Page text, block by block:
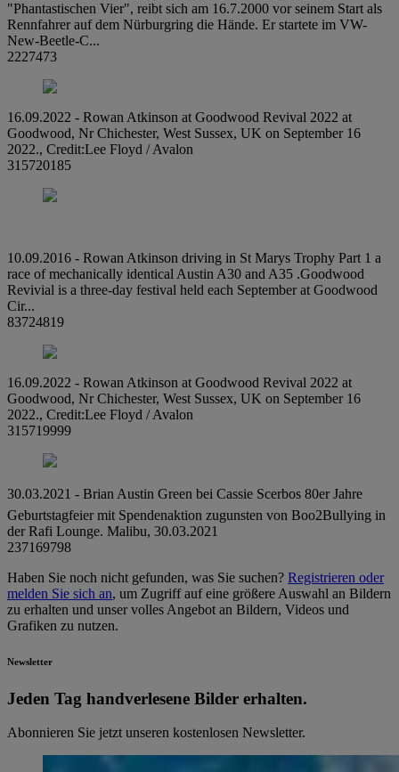
"Phantastischen Vier", reibt sich am 16.7.2000 vor seinem Start als
Rennfahrer auf dem Nürburgring die Hände. Er startete im VW-
New-Beetle-C...
2227473
16.09.2022 - Rowan Atkinson at Goodwood Revival 2022 at
Goodwood, Nr Chichester, West Sussex, UK on September 16
2022., Credit:Lee Floyd / Avalon
315720185
10.09.2016 - Rowan Atkinson driving in St Marys Trophy Part 1 a
race of mechanically identical Austin A30 and A35 .Goodwood
Revivial is a three-day festival held each September at Goodwood
Cir...
83724819
16.09.2022 - Rowan Atkinson at Goodwood Revival 2022 at
Goodwood, Nr Chichester, West Sussex, UK on September 16
2022., Credit:Lee Floyd / Avalon
315719999
30.03.2021 - Brian Austin Green bei Cassie Scerbos 80er Jahre
Geburtstagfeier mit Spendenaktion zugunsten von Boo2Bullying in
der Rafi Lounge. Malibu, 30.03.2021
237169798
Haben Sie noch nicht gefunden, was Sie suchen? Registrieren oder
melden Sie sich an, um Zugriff auf eine größere Auswahl an Bildern
zu erhalten und unser volles Angebot an Bildern, Videos und
Grafiken zu nutzen.
Newsletter
Jeden Tag hand­ver­le­se­ne Bilder erhalten.
Abonnieren Sie jetzt unseren kostenlosen Newsletter.